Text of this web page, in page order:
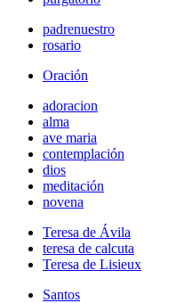
padrenuestro
rosario
Oración
adoracion
alma
ave maria
contemplación
dios
meditación
novena
Teresa de Ávila
teresa de calcuta
Teresa de Lisieux
Santos